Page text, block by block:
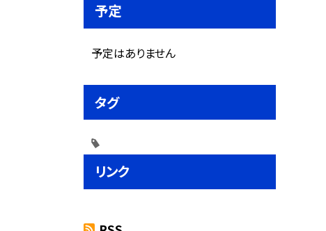
予定
予定はありません
タグ
リンク